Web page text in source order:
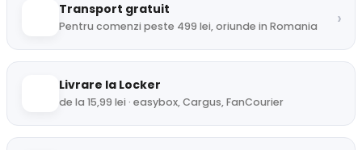
Transport gratuit
Pentru comenzi peste 499 lei, oriunde in Romania ›
Livrare la Locker
de la 15,99 lei · easybox, Cargus, FanCourier